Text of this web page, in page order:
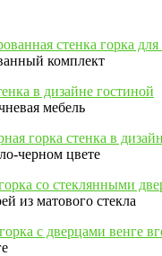
комплект
мебель
черном цвете
из матового стекла